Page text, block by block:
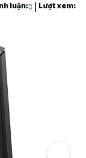
256GB SSD/GTX
256GB SSD/GTX
VND (-35%)
luận:0
Lượt xem: